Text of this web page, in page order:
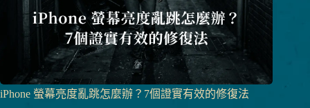
iPhone 螢幕亮度亂跳怎麼辦？7個證實有效的修復法